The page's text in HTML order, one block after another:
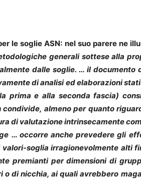
le soglie ASN: nel suo parere ne
generali sottese alla
dalle soglie. … il documento
di analisi ed elaborazioni
prima e alla seconda fascia)
almeno per quanto
di valutazione intrinsecamente
… occorre anche prevedere gli
soglia irragionevolmente
premianti per dimensioni di
di nicchia, ai quali avrebbero